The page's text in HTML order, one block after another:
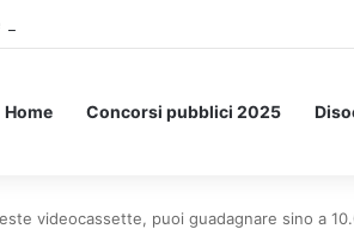
Pagati per Stare a Letto: ecco l’esperimento
Home Concorsi pubblici 2025
videocassette, puoi guadagnare sino a